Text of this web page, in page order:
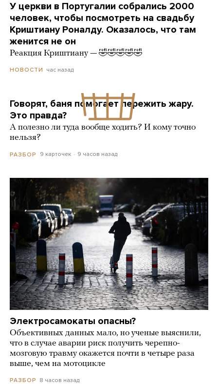
У церкви в Португалии собрались 2000
человек, чтобы посмотреть на свадьбу
Криштиану Роналду. Оказалось, что там
женится не он
Реакция Криштиану — 🤣🤣🤣🤣🤣
НОВОСТИ час назад
Говорят, баня помогает пережить жару.
Это правда?
А полезно ли туда вообще ходить? И кому точно
нельзя?
РАЗБОР 9 карточек 9 часов назад
Электросамокаты опасны?
Объективных данных мало, но ученые выяснили,
что в случае аварии риск получить черепно-
мозговую травму окажется почти в четыре раза
выше, чем на мотоцикле
РАЗБОР 8 часов назад